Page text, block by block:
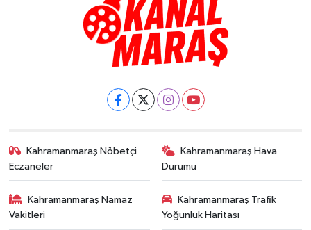
Kahramanmaraş Nöbetçi
Eczaneler
Kahramanmaraş Hava
Durumu
Kahramanmaraş Namaz
Vakitleri
Kahramanmaraş Trafik
Yoğunluk Haritası